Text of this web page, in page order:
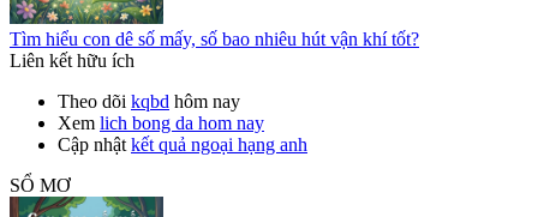
Tìm hiểu con dê số mấy, số bao nhiêu hút vận khí tốt?
Liên kết hữu ích
Theo dõi kqbd hôm nay
Xem lich bong da hom nay
Cập nhật kết quả ngoại hạng anh
SỔ MƠ